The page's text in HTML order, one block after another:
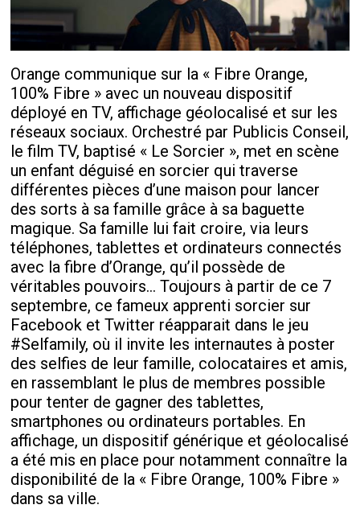
Orange communique sur la « Fibre Orange,
100% Fibre » avec un nouveau dispositif
déployé en TV, affichage géolocalisé et sur les
réseaux sociaux. Orchestré par Publicis Conseil,
le film TV, baptisé « Le Sorcier », met en scène
un enfant déguisé en sorcier qui traverse
différentes pièces d’une maison pour lancer
des sorts à sa famille grâce à sa baguette
magique. Sa famille lui fait croire, via leurs
téléphones, tablettes et ordinateurs connectés
avec la fibre d’Orange, qu’il possède de
véritables pouvoirs… Toujours à partir de ce 7
septembre, ce fameux apprenti sorcier sur
Facebook et Twitter réapparait dans le jeu
#Selfamily, où il invite les internautes à poster
des selfies de leur famille, colocataires et amis,
en rassemblant le plus de membres possible
pour tenter de gagner des tablettes,
smartphones ou ordinateurs portables. En
affichage, un dispositif générique et géolocalisé
a été mis en place pour notamment connaître la
disponibilité de la « Fibre Orange, 100% Fibre »
dans sa ville.